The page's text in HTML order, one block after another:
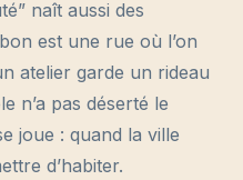
naît aussi des
est une rue où l’on
atelier garde un rideau
n’a pas déserté le
joue : quand la ville
d’habiter.